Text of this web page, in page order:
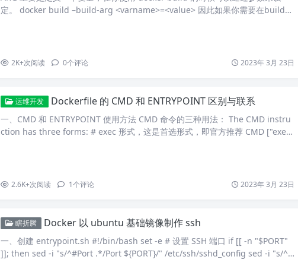
定。 docker build –build-arg <varname>=<value> 因此如果你需要在build期
2K+次阅读 0个评论 2023年 3月 23日
运维开发 Dockerfile 的 CMD 和 ENTRYPOINT 区别与联系
一、CMD 和 ENTRYPOINT 使用方法 CMD 命令的三种用法： The CMD instru
ction has three forms: # exec 形式，这是首选形式，即官方推荐 CMD ["exec
2.6K+次阅读 1个评论 2023年 3月 23日
瞎折腾 Docker 以 ubuntu 基础镜像制作 ssh
一、创建 entrypoint.sh #!/bin/bash set -e # 设置 SSH 端口 if [[ -n "$PORT"
]]; then sed -i "s/^#Port .*/Port ${PORT}/" /etc/ssh/sshd_config sed -i "s/^P